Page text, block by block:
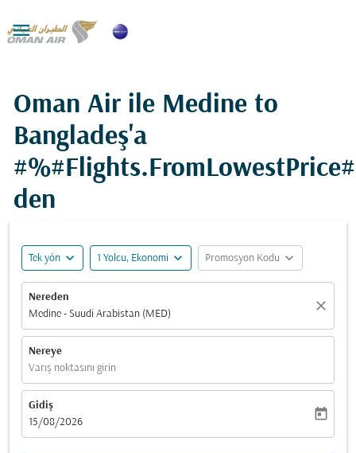

Oman Air ile Medine to
Bangladeş'a
den
Tek yön expand_more 1 Yolcu, Ekonomi expand_more Promosyon Kodu expand_more
Nereden
Medine - Suudi Arabistan (MED)
close
Nereye
Varış noktasını girin
Gidiş
fc-booking-departure-date-aria-label
15/08/2026
today